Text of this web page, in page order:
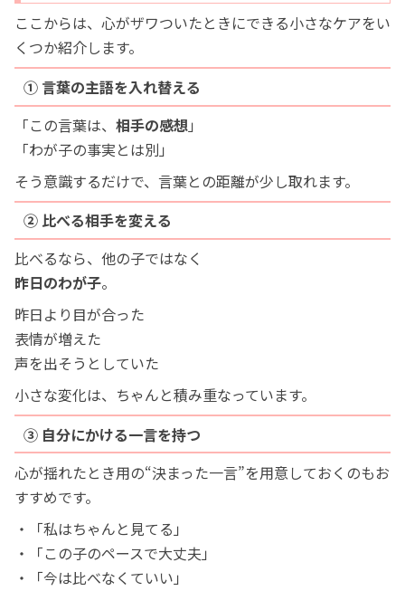
ここからは、心がザワついたときにできる小さなケアをい
くつか紹介します。
① 言葉の主語を入れ替える
「この言葉は、 相手の感想」
「わが子の事実とは別」
そう意識するだけで、言葉との距離が少し取れます。
② 比べる相手を変える
比べるなら、他の子ではなく
昨日のわが子。
昨日より目が合った
表情が増えた
声を出そうとしていた
小さな変化は、ちゃんと積み重なっています。
③ 自分にかける一言を持つ
心が揺れたとき用の“決まった一言”を用意しておくのもお
すすめです。
・「私はちゃんと見てる」
・「この子のペースで大丈夫」
・「今は比べなくていい」